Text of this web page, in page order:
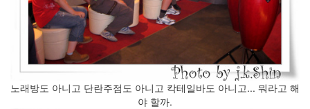
노래방도 아니고 단란주점도 아니고 칵테일바도 아니고... 뭐라고 해
야 할까.